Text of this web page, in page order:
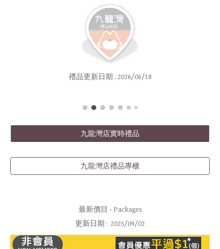
禮品更新日期 : 2026/06/18
九龍灣店實時禮品
九龍灣店禮品專櫃
最新價目 - Packages
更新日期 : 2025/09/02